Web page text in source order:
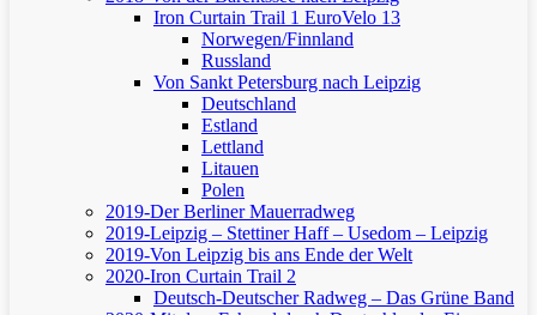
Iron Curtain Trail 1 EuroVelo 13
Norwegen/Finnland
Russland
Von Sankt Petersburg nach Leipzig
Deutschland
Estland
Lettland
Litauen
Polen
2019-Der Berliner Mauerradweg
2019-Leipzig – Stettiner Haff – Usedom – Leipzig
2019-Von Leipzig bis ans Ende der Welt
2020-Iron Curtain Trail 2
Deutsch-Deutscher Radweg – Das Grüne Band